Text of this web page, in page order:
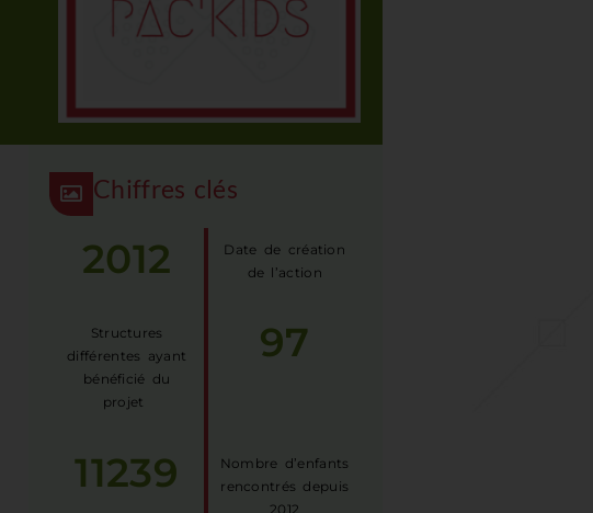
Chiffres clés
2012
Date de création
de l’action
Structures
différentes ayant
bénéficié du
projet
97
11239
Nombre d’enfants
rencontrés depuis
2012